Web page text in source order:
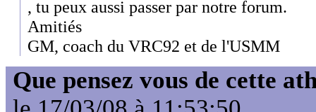
, tu peux aussi passer par notre forum.
Amitiés
GM, coach du VRC92 et de l'USMM
Que pensez vous de cette